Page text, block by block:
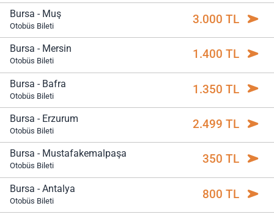
Bursa - Muş
Otobüs Bileti 3.000 TL
Bursa - Mersin
Otobüs Bileti 1.400 TL
Bursa - Bafra
Otobüs Bileti 1.350 TL
Bursa - Erzurum
Otobüs Bileti 2.499 TL
Bursa - Mustafakemalpaşa
Otobüs Bileti 350 TL
Bursa - Antalya
Otobüs Bileti 800 TL